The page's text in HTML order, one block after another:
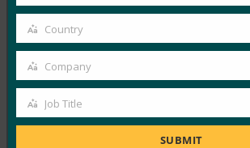
2月 14, 2024
その欠点にもかかわらず、パスワ…
Read More →
ウェビナーIntuitのFIDOの旅の内側
FIDO Videos
email
Country
Country
Company
Company
Job
Job Title
SUBMIT